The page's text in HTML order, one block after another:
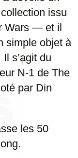
issu
Wars — et il
simple objet à
s’agit du
N-1 de The
par Din
les 50